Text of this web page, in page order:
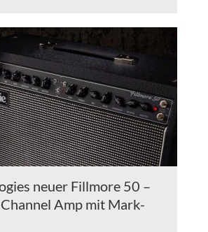
neuer Fillmore 50 –
Amp mit Mark-